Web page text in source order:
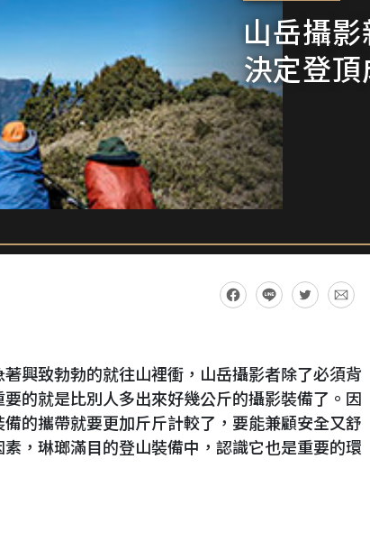
山岳攝影
決定登
興致勃勃的就往山裡衝，山岳攝影者除了必須背
的就是比別人多出來好幾公斤的攝影裝備了。因
的攜帶就要更加斤斤計較了，要能兼顧安全又舒
，琳瑯滿目的登山裝備中，認識它也是重要的環